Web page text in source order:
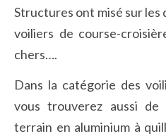
Structures ont misé sur les
voiliers de course-
chers….
Dans la catégorie des
vous trouverez aussi
terrain en aluminium à